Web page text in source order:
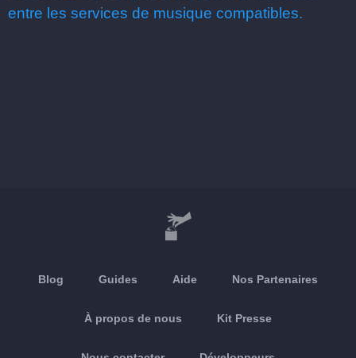
entre les services de musique compatibles.
Blog Guides Aide Nos Partenaires
À propos de nous Kit Presse